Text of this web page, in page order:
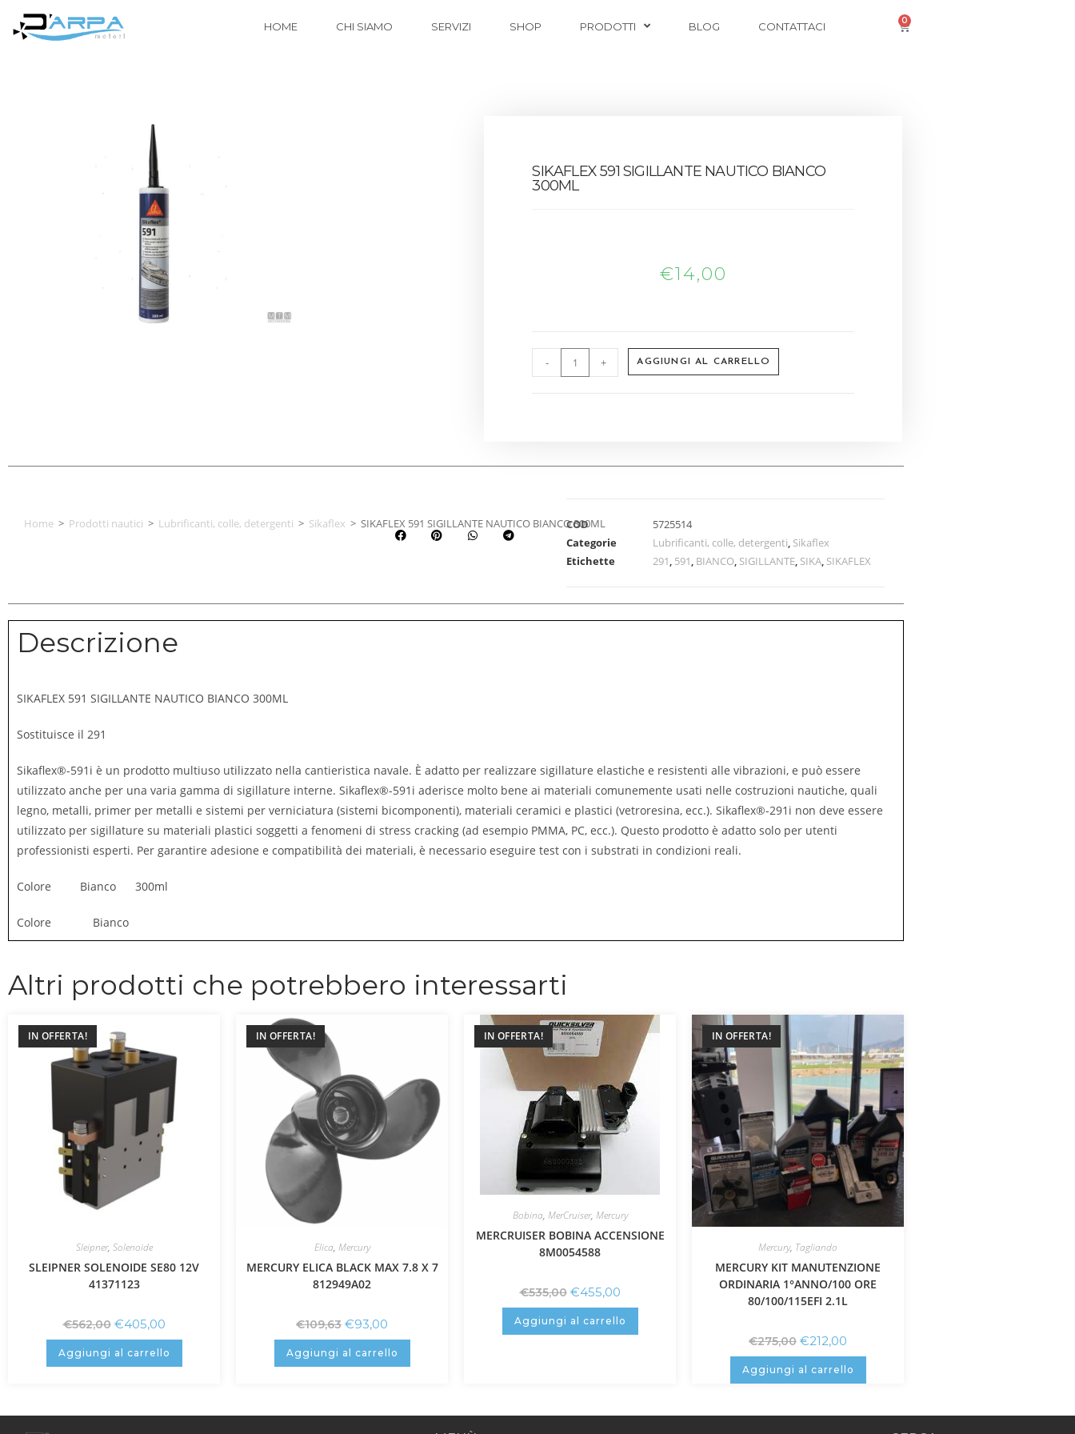
HOME CHI SIAMO SERVIZI SHOP PRODOTTI BLOG CONTATTACI 0
SIKAFLEX 591 SIGILLANTE NAUTICO BIANCO
300ML
€14,00
- + AGGIUNGI AL CARRELLO
Home > Prodotti nautici > Lubrificanti, colle, detergenti > Sikaflex > SIKAFLEX 591 SIGILLANTE NAUTICO BIANCO 300ML
COD
5725514
Categorie
Lubrificanti, colle, detergenti, Sikaflex
Etichette
291, 591, BIANCO, SIGILLANTE, SIKA, SIKAFLEX
Descrizione
SIKAFLEX 591 SIGILLANTE NAUTICO BIANCO 300ML
Sostituisce il 291
Sikaflex®-591i è un prodotto multiuso utilizzato nella cantieristica navale. È adatto per realizzare sigillature elastiche e resistenti alle vibrazioni, e può essere
utilizzato anche per una varia gamma di sigillature interne. Sikaflex®-591i aderisce molto bene ai materiali comunemente usati nelle costruzioni nautiche, quali
legno, metalli, primer per metalli e sistemi per verniciatura (sistemi bicomponenti), materiali ceramici e plastici (vetroresina, ecc.). Sikaflex®-291i non deve essere
utilizzato per sigillature su materiali plastici soggetti a fenomeni di stress cracking (ad esempio PMMA, PC, ecc.). Questo prodotto è adatto solo per utenti
professionisti esperti. Per garantire adesione e compatibilità dei materiali, è necessario eseguire test con i substrati in condizioni reali.
Colore Bianco 300ml
Colore Bianco
Altri prodotti che potrebbero interessarti
IN OFFERTA!
Sleipner, Solenoide
SLEIPNER SOLENOIDE SE80 12V
41371123
€562,00 €405,00
Aggiungi al carrello
IN OFFERTA!
Elica, Mercury
MERCURY ELICA BLACK MAX 7.8 X 7
812949A02
€109,63 €93,00
Aggiungi al carrello
IN OFFERTA!
Bobina, MerCruiser, Mercury
MERCRUISER BOBINA ACCENSIONE
8M0054588
€535,00 €455,00
Aggiungi al carrello
IN OFFERTA!
Mercury, Tagliando
MERCURY KIT MANUTENZIONE
ORDINARIA 1°ANNO/100 ORE
80/100/115EFI 2.1L
€275,00 €212,00
Aggiungi al carrello